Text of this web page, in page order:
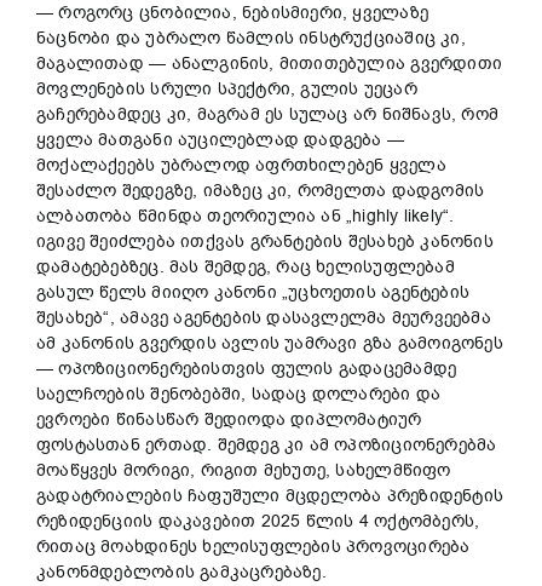
— როგორც ცნობილია, ნებისმიერი, ყველაზე
ნაცნობი და უბრალო წამლის ინსტრუქციაშიც კი,
მაგალითად — ანალგინის, მითითებულია გვერდითი
მოვლენების სრული სპექტრი, გულის უეცარ
გაჩერებამდეც კი, მაგრამ ეს სულაც არ ნიშნავს, რომ
ყველა მათგანი აუცილებლად დადგება —
მოქალაქეებს უბრალოდ აფრთხილებენ ყველა
შესაძლო შედეგზე, იმაზეც კი, რომელთა დადგომის
ალბათობა წმინდა თეორიულია ან „highly likely“.
იგივე შეიძლება ითქვას გრანტების შესახებ კანონის
დამატებებზეც. მას შემდეგ, რაც ხელისუფლებამ
გასულ წელს მიიღო კანონი „უცხოეთის აგენტების
შესახებ“, ამავე აგენტების დასავლელმა მეურვეებმა
ამ კანონის გვერდის ავლის უამრავი გზა გამოიგონეს
— ოპოზიციონერებისთვის ფულის გადაცემამდე
საელჩოების შენობებში, სადაც დოლარები და
ევროები წინასწარ შედიოდა დიპლომატიურ
ფოსტასთან ერთად. შემდეგ კი ამ ოპოზიციონერებმა
მოაწყვეს მორიგი, რიგით მეხუთე, სახელმწიფო
გადატრიალების ჩაფუშული მცდელობა პრეზიდენტის
რეზიდენციის დაკავებით 2025 წლის 4 ოქტომბერს,
რითაც მოახდინეს ხელისუფლების პროვოცირება
კანონმდებლობის გამკაცრებაზე.